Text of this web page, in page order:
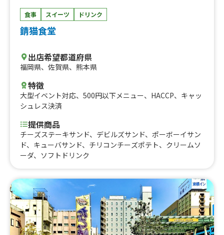
食事 スイーツ ドリンク
錆猫食堂
出店希望都道府県
福岡県、 佐賀県、 熊本県
特徴
大型イベント対応、 500円以下メニュー、 HACCP、 キャッ
シュレス決済
提供商品
チーズステーキサンド、デビルズサンド、ポーボーイサン
ド、キューバサンド、チリコンチーズポテト、クリームソ
ーダ、ソフトドリンク